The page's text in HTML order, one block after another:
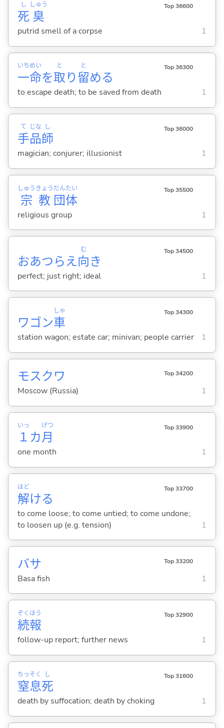
死
し
臭
しゅう Top 36600
putrid smell of a corpse 1
一
いち
命
めい
を取
と
り留
と
める
Top 36300
to escape death; to be saved from death 1
手
て
品
じな
師
し Top 36000
magician; conjurer; illusionist 1
宗
しゅう
教
きょう
団
だん
体
たい Top 35500
religious group 1
おあつらえ向
む
き
Top 34500
perfect; just right; ideal 1
ワゴン車
しゃ Top 34300
station wagon; estate car; minivan; people carrier 1
モスクワ Top 34200
Moscow (Russia) 1
１
いっ
カ月
げつ Top 33900
one month 1
解
ほど
ける
Top 33700
to come loose; to come untied; to come undone;
to loosen up (e.g. tension)
1
バサ Top 33200
Basa fish 1
続
ぞく
報
ほう Top 32900
follow-up report; further news 1
窒
ちっ
息
そく
死
し Top 31600
death by suffocation; death by choking 1